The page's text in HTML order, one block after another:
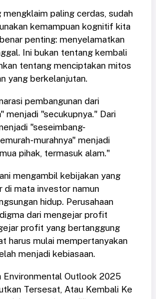
paling cerdas, sudah
kemampuan kognitif kita
penting: menyelamatkan
Ini bukan tentang kembali
tentang menciptakan mitos
yang berkelanjutan.
pembangunan dari
menjadi "secukupnya." Dari
"seseimbang-
murahnya" menjadi
pihak, termasuk alam."
mengambil kebijakan yang
di mata investor namun
hidup. Perusahaan
dari mengejar profit
profit yang bertanggung
harus mulai mempertanyakan
menjadi kebiasaan.
Environmental Outlook 2025
Tersesat, Atau Kembali Ke